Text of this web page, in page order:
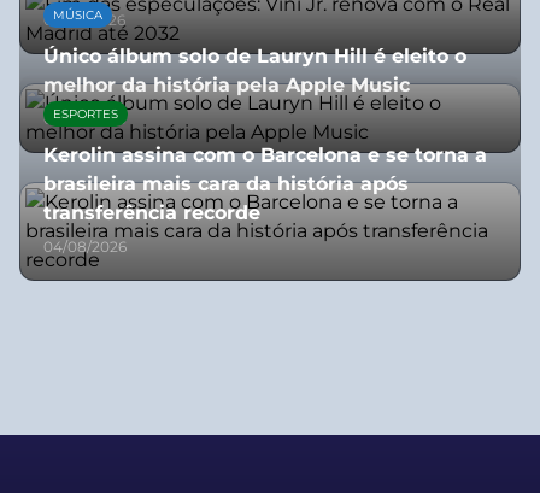
06/08/2026
MÚSICA
Único álbum solo de Lauryn Hill é eleito o
melhor da história pela Apple Music
06/08/2026
ESPORTES
Kerolin assina com o Barcelona e se torna a
brasileira mais cara da história após
transferência recorde
04/08/2026